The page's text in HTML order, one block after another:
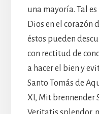
una mayoría. Tal
Dios en el corazón
éstos pueden
con rectitud de
a hacer el bien y
Santo Tomás de
XI, Mit brennender